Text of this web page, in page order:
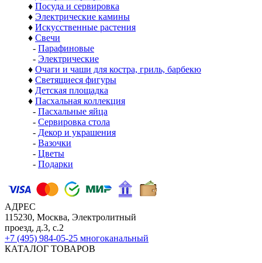
♦ Посуда и сервировка
♦ Электрические камины
♦ Искусственные растения
♦ Свечи
- Парафиновые
- Электрические
♦ Очаги и чаши для костра, гриль, барбекю
♦ Светящиеся фигуры
♦ Детская площадка
♦ Пасхальная коллекция
- Пасхальные яйца
- Сервировка стола
- Декор и украшения
- Вазочки
- Цветы
- Подарки
АДРЕС
115230, Москва, Электролитный
проезд, д.3, с.2
+7 (495) 984-05-25 многоканальный
КАТАЛОГ ТОВАРОВ